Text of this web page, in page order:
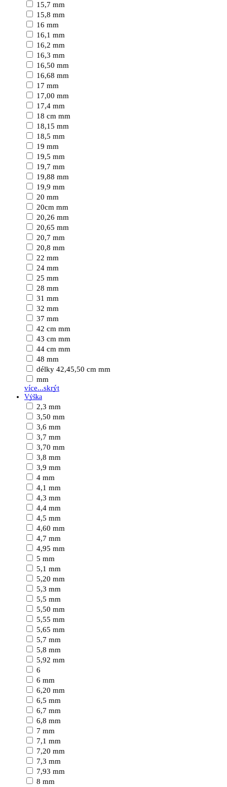
15,7 mm
15,8 mm
16 mm
16,1 mm
16,2 mm
16,3 mm
16,50 mm
16,68 mm
17 mm
17,00 mm
17,4 mm
18 cm mm
18,15 mm
18,5 mm
19 mm
19,5 mm
19,7 mm
19,88 mm
19,9 mm
20 mm
20cm mm
20,26 mm
20,65 mm
20,7 mm
20,8 mm
22 mm
24 mm
25 mm
28 mm
31 mm
32 mm
37 mm
42 cm mm
43 cm mm
44 cm mm
48 mm
délky 42,45,50 cm mm
mm
více...skrýt
Výška
2,3 mm
3,50 mm
3,6 mm
3,7 mm
3,70 mm
3,8 mm
3,9 mm
4 mm
4,1 mm
4,3 mm
4,4 mm
4,5 mm
4,60 mm
4,7 mm
4,95 mm
5 mm
5,1 mm
5,20 mm
5,3 mm
5,5 mm
5,50 mm
5,55 mm
5,65 mm
5,7 mm
5,8 mm
5,92 mm
6
6 mm
6,20 mm
6,5 mm
6,7 mm
6,8 mm
7 mm
7,1 mm
7,20 mm
7,3 mm
7,93 mm
8 mm